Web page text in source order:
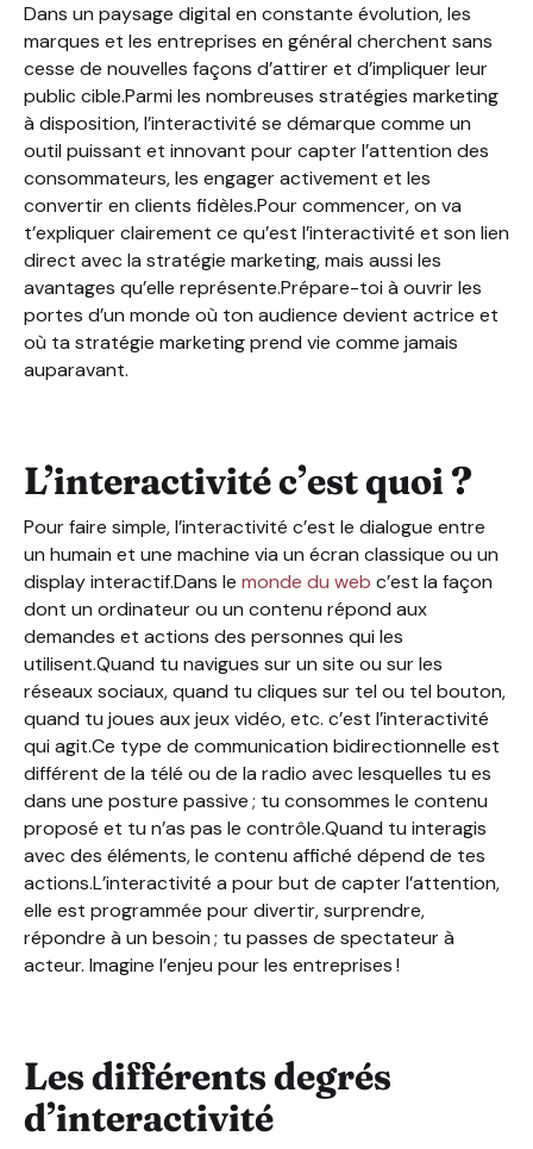
Dans un paysage digital en constante évolution, les
marques et les entreprises en général cherchent sans
cesse de nouvelles façons d’attirer et d’impliquer leur
public cible.Parmi les nombreuses stratégies marketing
à disposition, l’interactivité se démarque comme un
outil puissant et innovant pour capter l’attention des
consommateurs, les engager activement et les
convertir en clients fidèles.Pour commencer, on va
t’expliquer clairement ce qu’est l’interactivité et son lien
direct avec la stratégie marketing, mais aussi les
avantages qu’elle représente.Prépare-toi à ouvrir les
portes d’un monde où ton audience devient actrice et
où ta stratégie marketing prend vie comme jamais
auparavant.
L’interactivité c’est quoi ?
Pour faire simple, l’interactivité c’est le dialogue entre
un humain et une machine via un écran classique ou un
display interactif.Dans le monde du web c’est la façon
dont un ordinateur ou un contenu répond aux
demandes et actions des personnes qui les
utilisent.Quand tu navigues sur un site ou sur les
réseaux sociaux, quand tu cliques sur tel ou tel bouton,
quand tu joues aux jeux vidéo, etc. c’est l’interactivité
qui agit.Ce type de communication bidirectionnelle est
différent de la télé ou de la radio avec lesquelles tu es
dans une posture passive ; tu consommes le contenu
proposé et tu n’as pas le contrôle.Quand tu interagis
avec des éléments, le contenu affiché dépend de tes
actions.L’interactivité a pour but de capter l’attention,
elle est programmée pour divertir, surprendre,
répondre à un besoin ; tu passes de spectateur à
acteur. Imagine l’enjeu pour les entreprises !
Les différents degrés
d’interactivité